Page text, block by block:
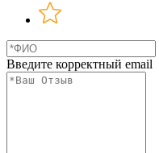
Введите корректный email